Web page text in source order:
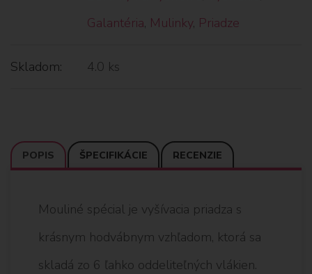
Galantéria, Mulinky, Priadze
Skladom: 4.0 ks
POPIS ŠPECIFIKÁCIE RECENZIE
Mouliné spécial je vyšívacia priadza s
krásnym hodvábnym vzhľadom, ktorá sa
skladá zo 6 ľahko oddeliteľných vlákien.